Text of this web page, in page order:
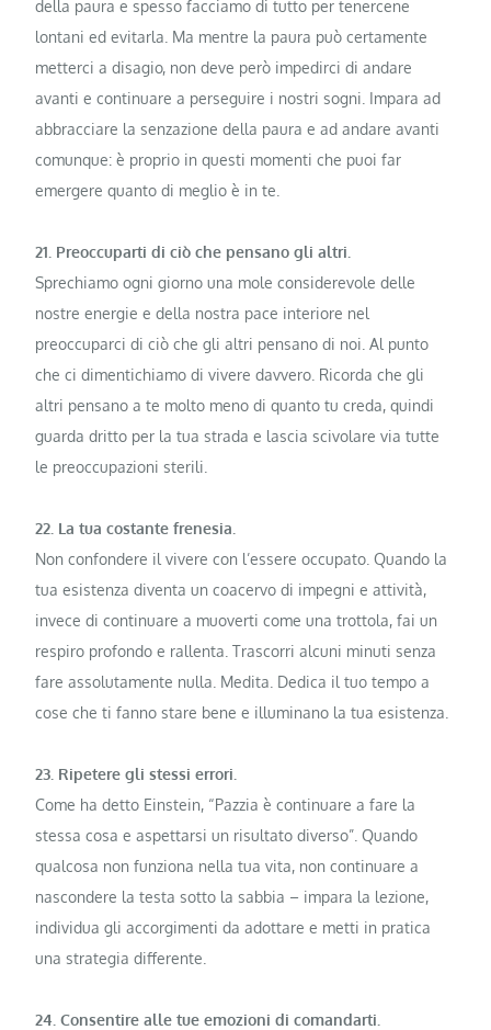
della paura e spesso facciamo di tutto per tenercene
lontani ed evitarla. Ma mentre la paura può certamente
metterci a disagio, non deve però impedirci di andare
avanti e continuare a perseguire i nostri sogni. Impara ad
abbracciare la senzazione della paura e ad andare avanti
comunque: è proprio in questi momenti che puoi far
emergere quanto di meglio è in te.
21. Preoccuparti di ciò che pensano gli altri.
Sprechiamo ogni giorno una mole considerevole delle
nostre energie e della nostra pace interiore nel
preoccuparci di ciò che gli altri pensano di noi. Al punto
che ci dimentichiamo di vivere davvero. Ricorda che gli
altri pensano a te molto meno di quanto tu creda, quindi
guarda dritto per la tua strada e lascia scivolare via tutte
le preoccupazioni sterili.
22. La tua costante frenesia.
Non confondere il vivere con l’essere occupato. Quando la
tua esistenza diventa un coacervo di impegni e attività,
invece di continuare a muoverti come una trottola, fai un
respiro profondo e rallenta. Trascorri alcuni minuti senza
fare assolutamente nulla. Medita. Dedica il tuo tempo a
cose che ti fanno stare bene e illuminano la tua esistenza.
23. Ripetere gli stessi errori.
Come ha detto Einstein, “Pazzia è continuare a fare la
stessa cosa e aspettarsi un risultato diverso”. Quando
qualcosa non funziona nella tua vita, non continuare a
nascondere la testa sotto la sabbia – impara la lezione,
individua gli accorgimenti da adottare e metti in pratica
una strategia differente.
24. Consentire alle tue emozioni di comandarti.